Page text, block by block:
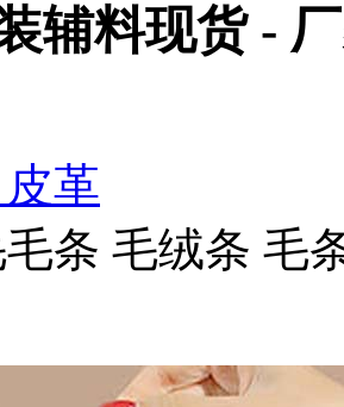
辅料现货 -
革
条 毛绒条 毛